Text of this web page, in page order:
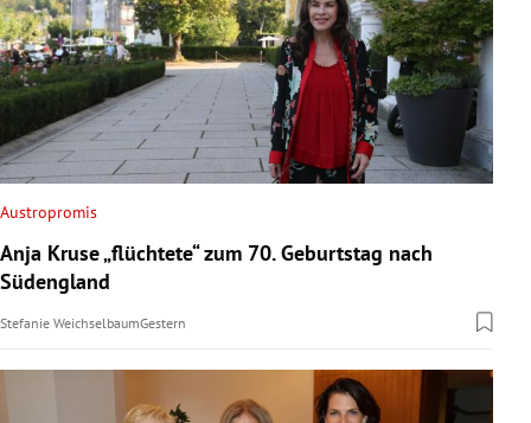
Austropromis
Anja Kruse „flüchtete“ zum 70. Geburtstag nach
Südengland
Stefanie WeichselbaumGestern